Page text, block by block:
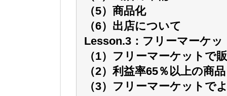
（5）商品化
（6）出店について
Lesson.3：フリーマーケ
（1）フリーマーケットで
（2）利益率65％以上の商品
（3）フリーマーケットで